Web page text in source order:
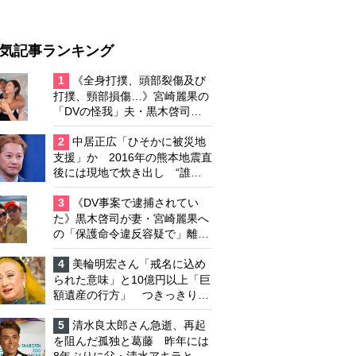
記事ランキング
1
《全身打撲、頭部裂傷及び
打撲、頸部損傷…》宮崎麗果の
「DVの怪我」夫・黒木啓司の
逮捕で始まる「夫婦の闘争」
2
中居正広「ひそかに被災地
支援」か 2016年の熊本地震直
後には現地で炊き出し “誰に
も知られなくて良い”と、むし
ろ強まる福祉活動への思い
3
《DV事案で逮捕されてい
た》黒木啓司が妻・宮崎麗果へ
の「保護命令違反容疑で」離婚
協議は「第二ステージ」へ
4
美輪明宏さん「戒名に込め
られた意味」と10億円以上「巨
額遺産の行方」 つきっきりで
私生活をサポートしていた元俳
優が相続か
5
清水良太郎さん急逝、再起
を阻んだ孤独と葛藤 昨年には